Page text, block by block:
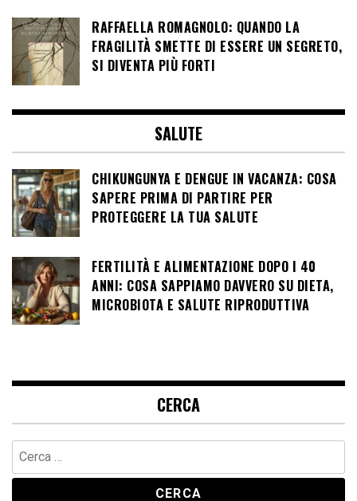
RAFFAELLA ROMAGNOLO: QUANDO LA
FRAGILITÀ SMETTE DI ESSERE UN SEGRETO,
SI DIVENTA PIÙ FORTI
SALUTE
CHIKUNGUNYA E DENGUE IN VACANZA: COSA
SAPERE PRIMA DI PARTIRE PER
PROTEGGERE LA TUA SALUTE
FERTILITÀ E ALIMENTAZIONE DOPO I 40
ANNI: COSA SAPPIAMO DAVVERO SU DIETA,
MICROBIOTA E SALUTE RIPRODUTTIVA
CERCA
Ricerca
per: